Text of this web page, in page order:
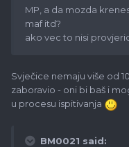
MP, a da mozda
maf itd?
ako vec to nisi
Svječice nemaju više od
zaboravio - oni bi baš i
u procesu ispitivanja
BM0021 said: